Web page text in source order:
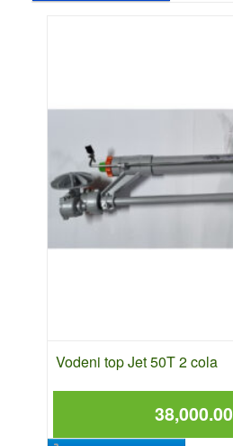
Vodeni top Jet 50T 2 cola
38,000.00